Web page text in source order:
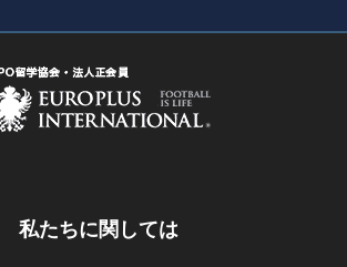
私たちに関しては